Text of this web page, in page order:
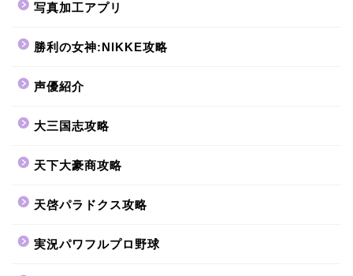
写真加工アプリ
勝利の女神:NIKKE攻略
声優紹介
大三国志攻略
天下大豪商攻略
天啓パラドクス攻略
実況パワフルプロ野球